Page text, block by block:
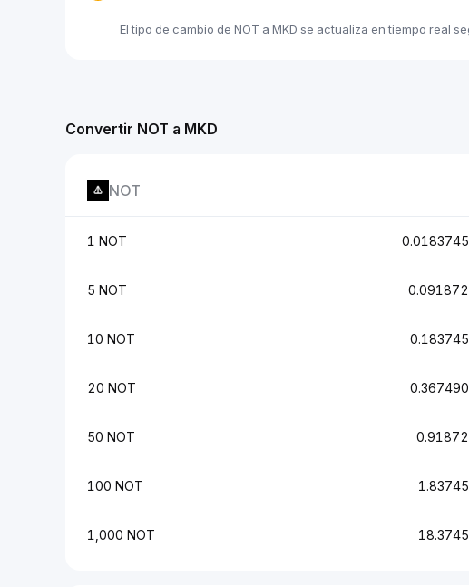
El tipo de cambio de NOT a MKD se actualiza en tiempo real
Convertir NOT a MKD
NOT
1 NOT
5 NOT
10 NOT
20 NOT
50 NOT
100 NOT
1,000 NOT